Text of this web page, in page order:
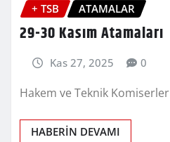
+ TSB ATAMALAR
29-30 Kasım Atamaları
Kas 27, 2025 0
Hakem ve Teknik Komiserler
HABERİN DEVAMI